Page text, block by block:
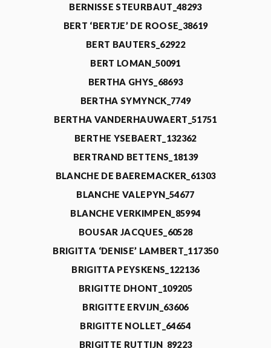
BERNISSE STEURBAUT_48293
BERT ‘BERTJE’ DE ROOSE_38619
BERT BAUTERS_62922
BERT LOMAN_50091
BERTHA GHYS_68693
BERTHA SYMYNCK_7749
BERTHA VANDERHAUWAERT_51751
BERTHE YSEBAERT_132362
BERTRAND BETTENS_18139
BLANCHE DE BAEREMACKER_61303
BLANCHE VALEPYN_54677
BLANCHE VERKIMPEN_85994
BOUSAR JACQUES_60528
BRIGITTA ‘DENISE’ LAMBERT_117350
BRIGITTA PEYSKENS_122136
BRIGITTE DHONT_109205
BRIGITTE ERVIJN_63606
BRIGITTE NOLLET_64654
BRIGITTE RUTTIJN_89223